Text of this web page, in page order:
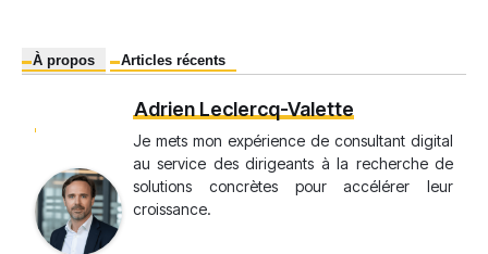
À propos Articles récents
Adrien Leclercq-Valette
Je mets mon expérience de consultant digital
au service des dirigeants à la recherche de
solutions concrètes pour accélérer leur
croissance.